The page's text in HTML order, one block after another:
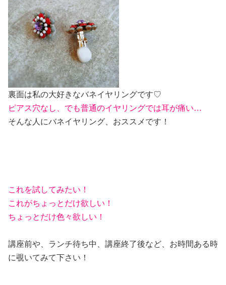
裏面は私の大好きなバネイヤリングです♡
ピアス穴なし、でも普通のイヤリングでは耳が痛い…
そんな人にバネイヤリング、おススメです！
これを試してみたい！
これがちょっとだけ欲しい！
ちょっとだけ色々欲しい！
講座前や、ランチ待ち中、講座終了後など、お時間ある時
に覗いてみて下さい！